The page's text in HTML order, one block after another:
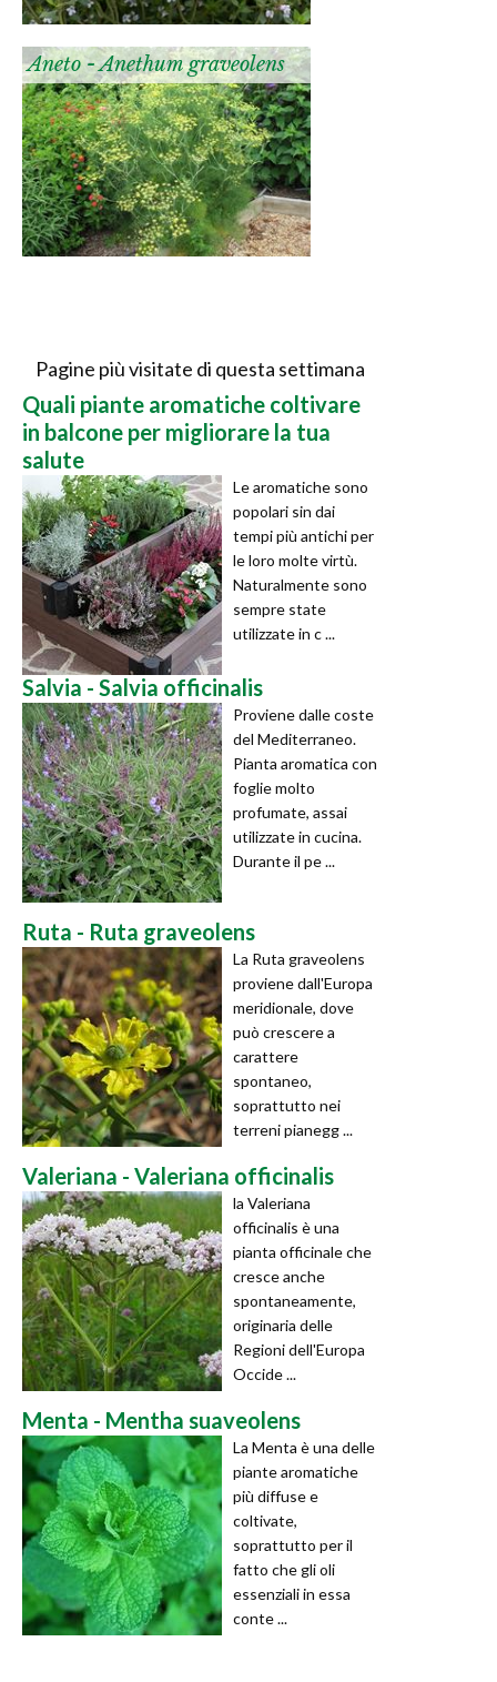
Aneto - Anethum graveolens
Pagine più visitate di questa settimana
Quali piante aromatiche coltivare
in balcone per migliorare la tua
salute
Le aromatiche sono
popolari sin dai
tempi più antichi per
le loro molte virtù.
Naturalmente sono
sempre state
utilizzate in c ...
Salvia - Salvia officinalis
Proviene dalle coste
del Mediterraneo.
Pianta aromatica con
foglie molto
profumate, assai
utilizzate in cucina.
Durante il pe ...
Ruta - Ruta graveolens
La Ruta graveolens
proviene dall'Europa
meridionale, dove
può crescere a
carattere
spontaneo,
soprattutto nei
terreni pianegg ...
Valeriana - Valeriana officinalis
la Valeriana
officinalis è una
pianta officinale che
cresce anche
spontaneamente,
originaria delle
Regioni dell'Europa
Occide ...
Menta - Mentha suaveolens
La Menta è una delle
piante aromatiche
più diffuse e
coltivate,
soprattutto per il
fatto che gli oli
essenziali in essa
conte ...